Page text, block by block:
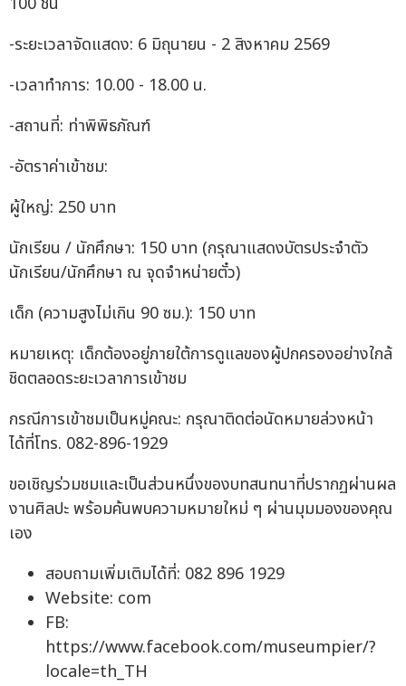
-ระยะเวลาจัดแสดง: 6 มิถุนายน - 2 สิงหาคม 2569
-เวลาทำการ: 10.00 - 18.00 น.
-สถานที่: ท่าพิพิธภัณฑ์
-อัตราค่าเข้าชม:
ผู้ใหญ่: 250 บาท
นักเรียน / นักศึกษา: 150 บาท (กรุณาแสดงบัตรประจำตัว
นักเรียน/นักศึกษา ณ จุดจำหน่ายตั๋ว)
เด็ก (ความสูงไม่เกิน 90 ซม.): 150 บาท
หมายเหตุ: เด็กต้องอยู่ภายใต้การดูแลของผู้ปกครองอย่างใกล้
ชิดตลอดระยะเวลาการเข้าชม
กรณีการเข้าชมเป็นหมู่คณะ: กรุณาติดต่อนัดหมายล่วงหน้า
ได้ที่โทร. 082-896-1929
ขอเชิญร่วมชมและเป็นส่วนหนึ่งของบทสนทนาที่ปรากฏผ่านผล
งานศิลปะ พร้อมค้นพบความหมายใหม่ ๆ ผ่านมุมมองของคุณ
เอง
สอบถามเพิ่มเติมได้ที่: 082 896 1929
Website: com
FB:
https://www.facebook.com/museumpier/?
locale=th_TH